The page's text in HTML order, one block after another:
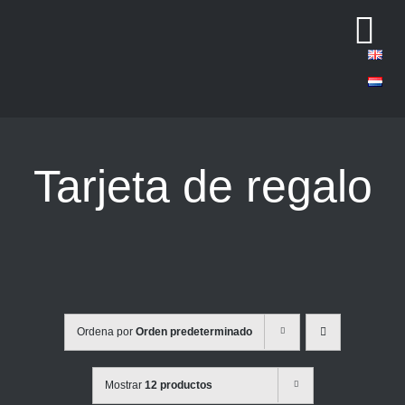
Tarjeta de regalo
Ordena por Orden predeterminado
Mostrar 12 productos